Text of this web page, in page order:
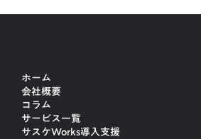
ホーム
会社概要
コラム
サービス一覧
サスケWorks導入支援